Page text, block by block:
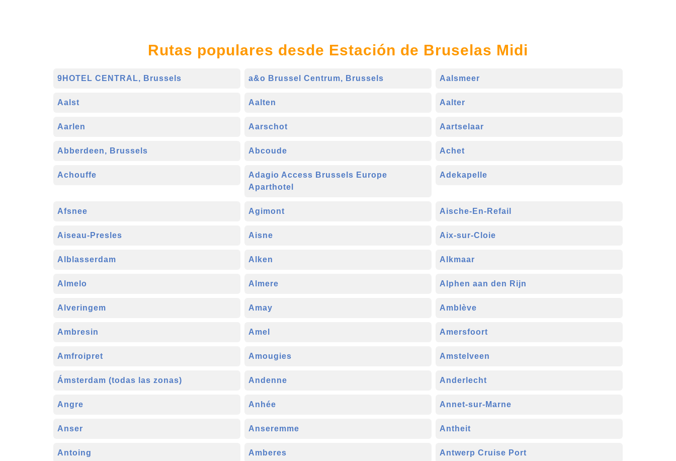
Rutas populares desde Estación de Bruselas Midi
9HOTEL CENTRAL, Brussels a&o Brussel Centrum, Brussels Aalsmeer
Aalst Aalten Aalter
Aarlen Aarschot Aartselaar
Abberdeen, Brussels Abcoude Achet
Achouffe
Adagio Access Brussels Europe
Aparthotel
Adekapelle
Afsnee Agimont Aische-En-Refail
Aiseau-Presles Aisne Aix-sur-Cloie
Alblasserdam Alken Alkmaar
Almelo Almere Alphen aan den Rijn
Alveringem Amay Amblève
Ambresin Amel Amersfoort
Amfroipret Amougies Amstelveen
Ámsterdam (todas las zonas) Andenne Anderlecht
Angre Anhée Annet-sur-Marne
Anser Anseremme Antheit
Antoing Amberes Antwerp Cruise Port